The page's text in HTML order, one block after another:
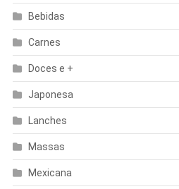
Bebidas
Carnes
Doces e +
Japonesa
Lanches
Massas
Mexicana